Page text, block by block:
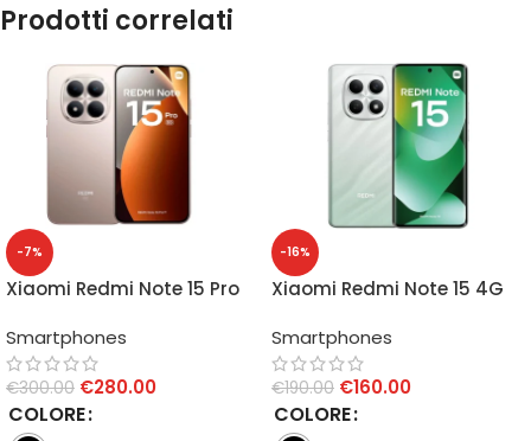
Prodotti correlati
-7%
Xiaomi Redmi Note 15 Pro
Smartphones
€300.00 €280.00
COLORE
-16%
Xiaomi Redmi Note 15 4G
Smartphones
€190.00 €160.00
COLORE